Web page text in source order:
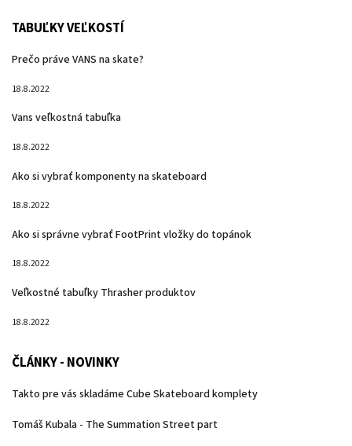
TABUĽKY VEĽKOSTÍ
Prečo práve VANS na skate?
18.8.2022
Vans veľkostná tabuľka
18.8.2022
Ako si vybrať komponenty na skateboard
18.8.2022
Ako si správne vybrať FootPrint vložky do topánok
18.8.2022
Veľkostné tabuľky Thrasher produktov
18.8.2022
ČLÁNKY - NOVINKY
Takto pre vás skladáme Cube Skateboard komplety
Tomáš Kubala - The Summation Street part